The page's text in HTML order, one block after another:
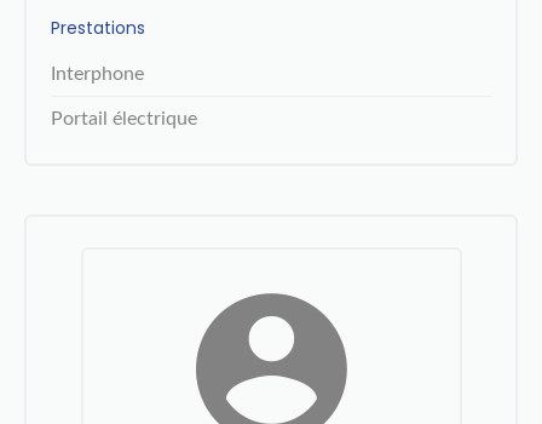
Prestations
Interphone
Portail électrique